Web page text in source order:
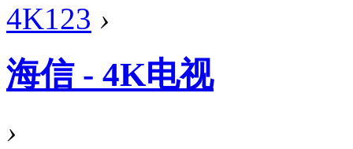
4K123 ›
海信 - 4K电视
›